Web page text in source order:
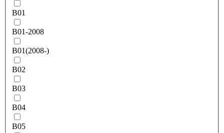
B01
B01-2008
B01(2008-)
B02
B03
B04
B05